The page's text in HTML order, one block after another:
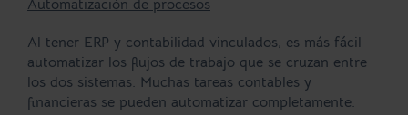
Automatización de procesos
Al tener ERP y contabilidad vinculados, es más fácil
automatizar los flujos de trabajo que se cruzan entre
los dos sistemas. Muchas tareas contables y
financieras se pueden automatizar completamente.